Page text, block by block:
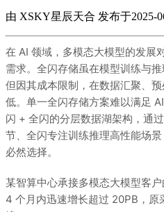
由 XSKY星辰天合 发布于2025-
在 AI 领域，多模态大模型的发展
需求。全闪存储虽在模型训练与
但因其成本限制，在数据汇聚、
低。单一全闪存储方案难以满足
闪 + 全闪的分层数据湖架构，通
节、全闪专注训练推理高性能场
必然选择。
某智算中心承接多模态大模型客
4 个月内迅速增长超过 20PB，原